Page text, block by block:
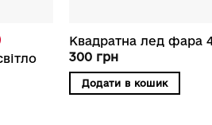
Квадратна лед фара
300 грн
Додати в кошик